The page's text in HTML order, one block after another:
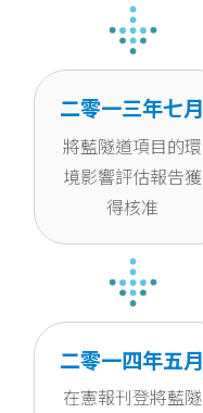
二零一三年七月
將藍隧道項目的環
境影響評估報告獲
得核准
二零一四年五月
在憲報刊登將藍隧